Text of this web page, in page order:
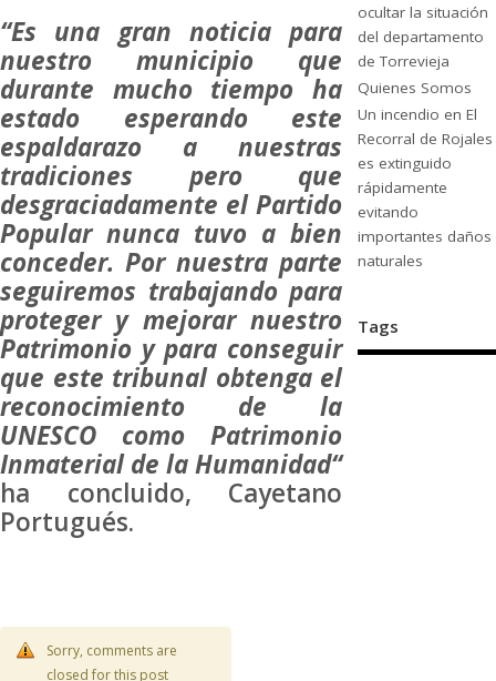
“Es una gran noticia para
nuestro municipio que
durante mucho tiempo ha
estado esperando este
espaldarazo a nuestras
tradiciones pero que
desgraciadamente el Partido
Popular nunca tuvo a bien
conceder. Por nuestra parte
seguiremos trabajando para
proteger y mejorar nuestro
Patrimonio y para conseguir
que este tribunal obtenga el
reconocimiento de la
UNESCO como Patrimonio
Inmaterial de la Humanidad“
ha concluido, Cayetano
Portugués.
Sorry, comments are
closed for this post
ocultar la situación
del departamento
de Torrevieja
Quienes Somos
Un incendio en El
Recorral de Rojales
es extinguido
rápidamente
evitando
importantes daños
naturales
Tags